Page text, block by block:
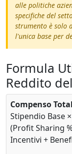
alle politiche
specifiche del
strumento è solo
l'unica base per
Formula
Reddito
Compenso
Stipendio Base
(Profit Sharing
Incentivi +